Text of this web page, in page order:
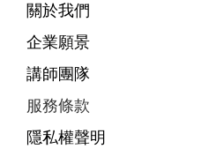
關於我們
企業願景
講師團隊
服務條款
隱私權聲明